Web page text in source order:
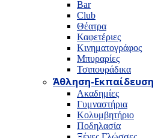
Bar
Club
Θέατρα
Καφετέριες
Κινηματογράφος
Μπυραρίες
Τσιπουράδικα
Άθληση-Εκπαίδευση
Ακαδημίες
Γυμναστήρια
Κολυμβητήριο
Ποδηλασία